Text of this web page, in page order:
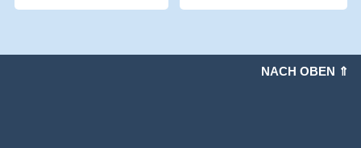
NACH OBEN ⇑